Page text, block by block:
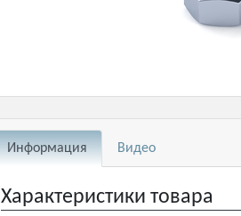
Информация Видео
Характеристики товара